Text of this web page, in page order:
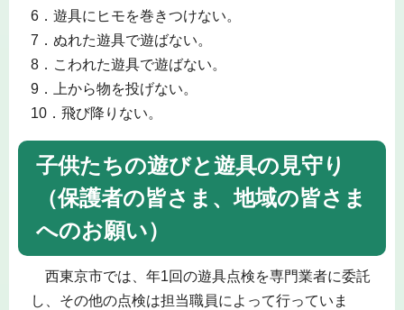
6．遊具にヒモを巻きつけない。
7．ぬれた遊具で遊ばない。
8．こわれた遊具で遊ばない。
9．上から物を投げない。
10．飛び降りない。
子供たちの遊びと遊具の見守り
（保護者の皆さま、地域の皆さま
へのお願い）
西東京市では、年1回の遊具点検を専門業者に委託
し、その他の点検は担当職員によって行っていま